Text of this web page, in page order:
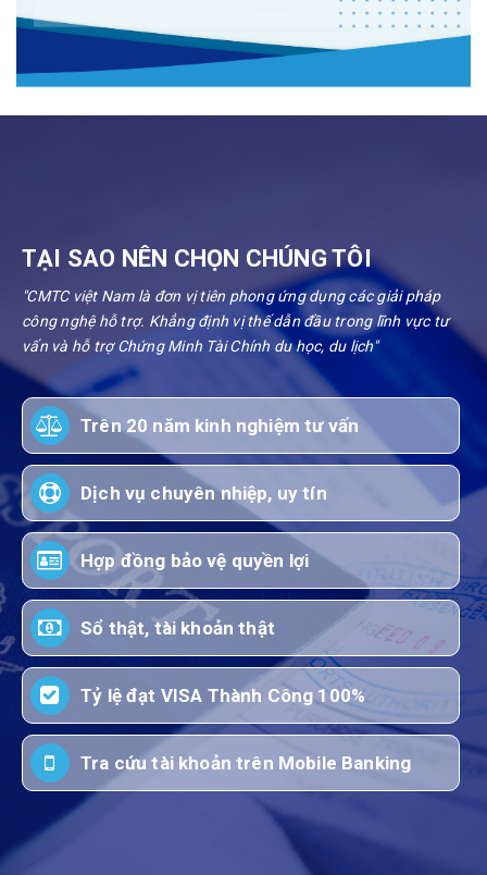
TẠI SAO NÊN CHỌN CHÚNG TÔI
"CMTC việt Nam là đơn vị tiên phong ứng dụng các giải pháp
công nghệ hỗ trợ. Khẳng định vị thế dẫn đầu trong lĩnh vực tư
vấn và hỗ trợ Chứng Minh Tài Chính du học, du lịch"
Trên 20 năm kinh nghiệm tư vấn
Dịch vụ chuyên nhiệp, uy tín
Hợp đồng bảo vệ quyền lợi
Sổ thật, tài khoản thật
Tỷ lệ đạt VISA Thành Công 100%
Tra cứu tài khoản trên Mobile Banking